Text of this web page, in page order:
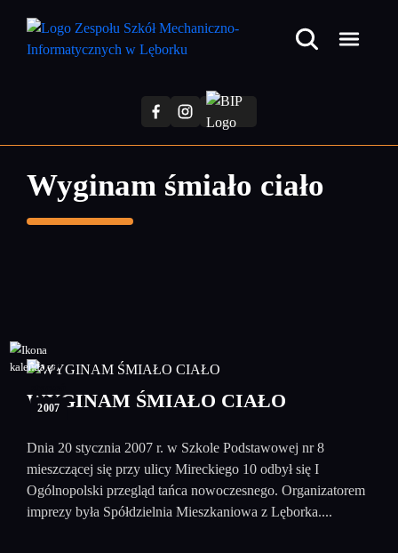
treści
Wyginam śmiało ciało
22
2007
WYGINAM ŚMIAŁO CIAŁO
Dnia 20 stycznia 2007 r. w Szkole Podstawowej nr 8
mieszczącej się przy ulicy Mireckiego 10 odbył się I
Ogólnopolski przegląd tańca nowoczesnego. Organizatorem
imprezy była Spółdzielnia Mieszkaniowa z Lęborka....